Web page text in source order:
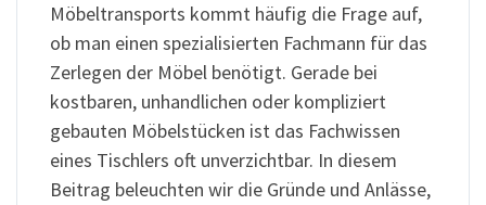
Möbeltransports kommt häufig die Frage auf,
ob man einen spezialisierten Fachmann für das
Zerlegen der Möbel benötigt. Gerade bei
kostbaren, unhandlichen oder kompliziert
gebauten Möbelstücken ist das Fachwissen
eines Tischlers oft unverzichtbar. In diesem
Beitrag beleuchten wir die Gründe und Anlässe,